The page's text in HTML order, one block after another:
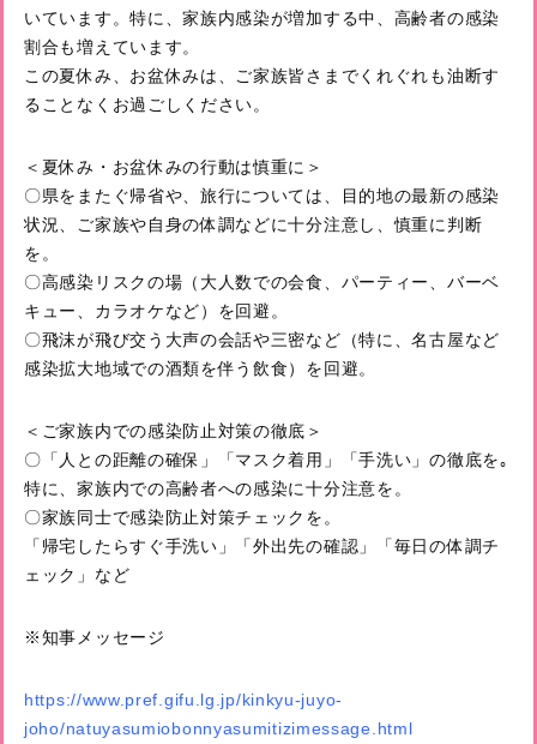
いています。特に、家族内感染が増加する中、高齢者の感染
割合も増えています。
この夏休み、お盆休みは、ご家族皆さまでくれぐれも油断す
ることなくお過ごしください。
＜夏休み・お盆休みの行動は慎重に＞
〇県をまたぐ帰省や、旅行については、目的地の最新の感染
状況、ご家族や自身の体調などに十分注意し、慎重に判断
を。
〇高感染リスクの場（大人数での会食、パーティー、バーベ
キュー、カラオケなど）を回避。
〇飛沫が飛び交う大声の会話や三密など（特に、名古屋など
感染拡大地域での酒類を伴う飲食）を回避。
＜ご家族内での感染防止対策の徹底＞
〇「人との距離の確保」「マスク着用」「手洗い」の徹底を｡
特に、家族内での高齢者への感染に十分注意を。
〇家族同士で感染防止対策チェックを。
「帰宅したらすぐ手洗い」「外出先の確認」「毎日の体調チ
ェック」など
※知事メッセージ
https://www.pref.gifu.lg.jp/kinkyu-juyo-
joho/natuyasumiobonnyasumitizimessage.html